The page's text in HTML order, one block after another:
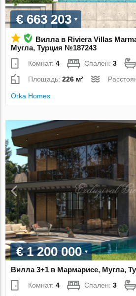
€ 663 203
Вилла в Riviera Villas
Мугла, Турция №187243
Комнат:4 Спален:3
Площадь:226 м²
Orka Homes
€ 1 200 000
Вилла 3+1 в Мармарисе, Мугла,
Комнат:4 Спален:3